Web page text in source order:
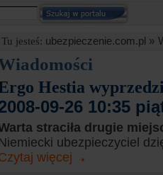
Tu jesteś: ubezpieczenie.com.pl »
Hestia
09-26 10:35
straciła drugie
ubezpieczyciel
więcej